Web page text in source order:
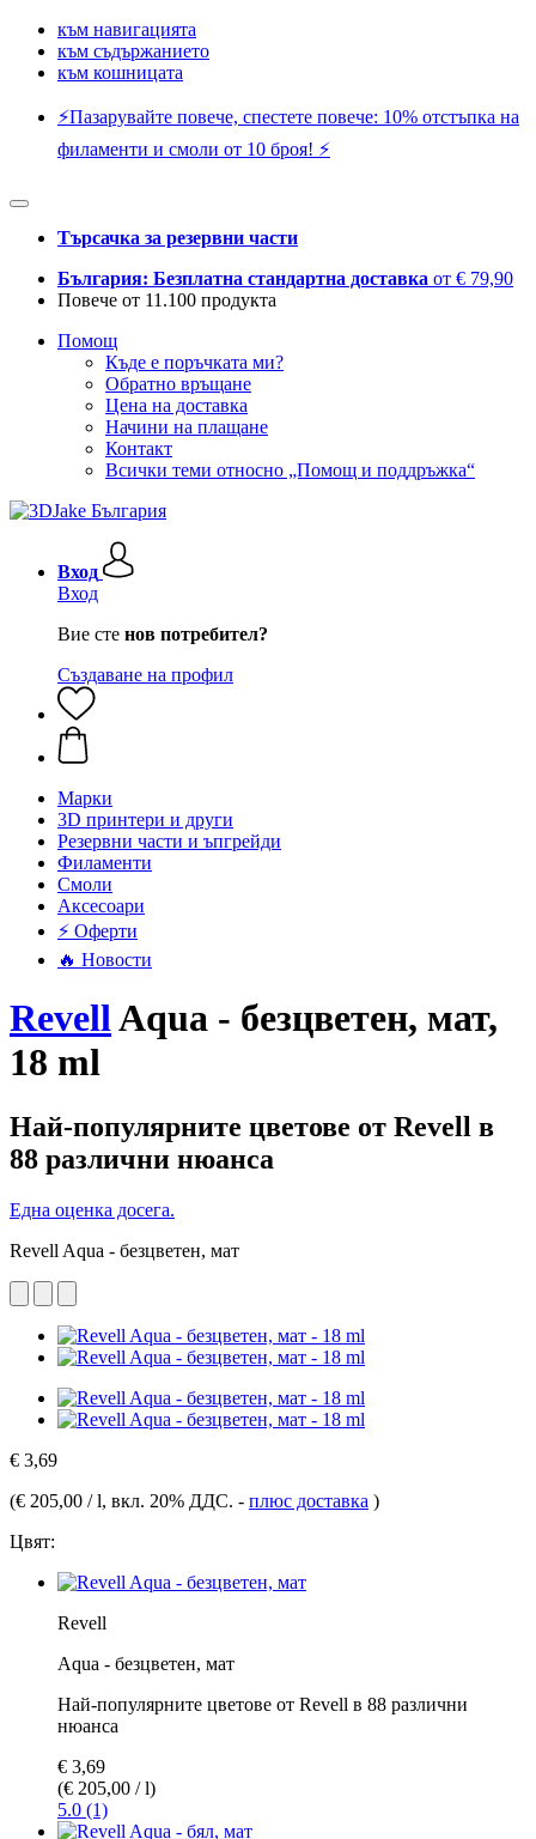
към навигацията
към съдържанието
към кошницата
⚡️Пазарувайте повече, спестете повече: 10% отстъпка на
филаменти и смоли от 10 броя! ⚡️
Търсачка за резервни части
България: Безплатна стандартна доставка от € 79,90
Повече от 11.100 продукта
Помощ
Къде е поръчката ми?
Обратно връщане
Цена на доставка
Начини на плащане
Контакт
Всички теми относно „Помощ и поддръжка“
Вход
Вход
Вие сте нов потребител?
Създаване на профил
Mарки
3D принтери и други
Резервни части и ъпгрейди
Филаменти
Смоли
Аксесоари
⚡ Оферти
🔥 Новости
RevellAqua - безцветен, мат,
18 ml
Най-популярните цветове от Revell в
88 различни нюанса
Една оценка досега.
Revell Aqua - безцветен, мат
€ 3,69
(€ 205,00 / l, вкл. 20% ДДС. - плюс доставка )
Цвят:
Revell
Aqua - безцветен, мат
Най-популярните цветове от Revell в 88 различни
нюанса
€ 3,69
(€ 205,00 / l)
5.0 (1)